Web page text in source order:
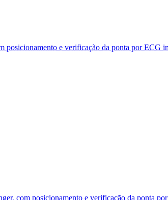
posicionamento e verificação da ponta por ECG
com posicionamento e verificação da ponta